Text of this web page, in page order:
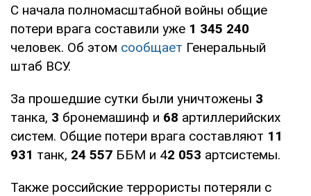
С начала полномасштабной войны общие
потери врага составили уже 1 345 240
человек. Об этом сообщает Генеральный
штаб ВСУ.
За прошедшие сутки были уничтожены 3
танка, 3 бронемашинф и 68 артиллерийских
систем. Общие потери врага составляют 11
931 танк, 24 557 ББМ и 42 053 артсистемы.
Также российские террористы потеряли с